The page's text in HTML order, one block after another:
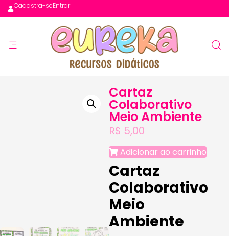
Cadastra-seEntrar
Cartaz
Colaborativo
Meio Ambiente
R$ 5,00
Adicionar ao carrinho
Cartaz
Colaborativo
Meio
Ambiente